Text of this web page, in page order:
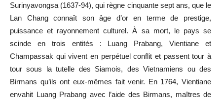
Surinyavongsa (1637-94), qui règne cinquante sept ans, que le
Lan Chang connaît son âge d’or en terme de prestige,
puissance et rayonnement culturel. À sa mort, le pays se
scinde en trois entités : Luang Prabang, Vientiane et
Champassak qui vivent en perpétuel conflit et passent tour à
tour sous la tutelle des Siamois, des Vietnamiens ou des
Birmans qu’ils ont eux-mêmes fait venir. En 1764, Vientiane
envahit Luang Prabang avec l’aide des Birmans, maîtres de